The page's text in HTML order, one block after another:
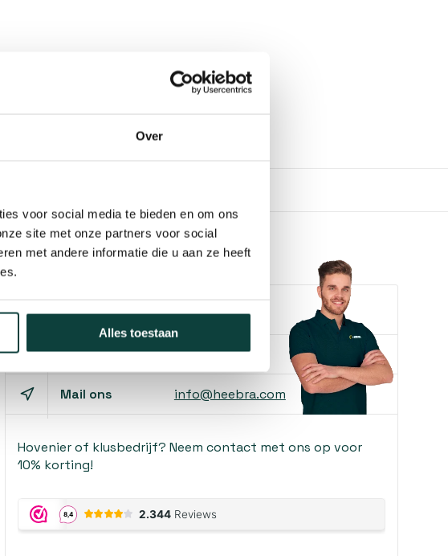
Over
voor social media te bieden en om ons
site met onze partners voor social
met andere informatie die u aan ze heeft
Alles toestaan
Kunnen we je helpen?
Bel ons 085-2121757
Mail ons info@heebra.com
Hovenier of klusbedrijf? Neem contact met ons op voor
10% korting!